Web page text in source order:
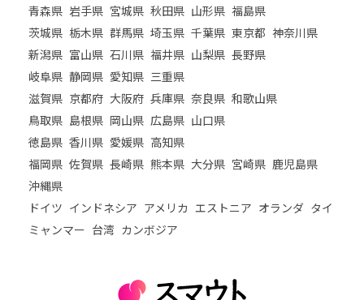
青森県 岩手県 宮城県 秋田県 山形県 福島県
茨城県 栃木県 群馬県 埼玉県 千葉県 東京都 神奈川県
新潟県 富山県 石川県 福井県 山梨県 長野県
岐阜県 静岡県 愛知県 三重県
滋賀県 京都府 大阪府 兵庫県 奈良県 和歌山県
鳥取県 島根県 岡山県 広島県 山口県
徳島県 香川県 愛媛県 高知県
福岡県 佐賀県 長崎県 熊本県 大分県 宮崎県 鹿児島県
沖縄県
ドイツ インドネシア アメリカ エストニア オランダ タイ
ミャンマー 台湾 カンボジア